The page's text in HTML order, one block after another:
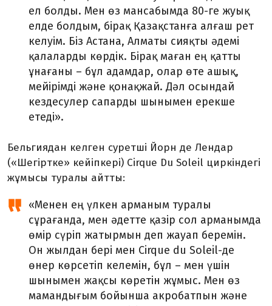
ел болды. Мен өз мансабымда 80-ге жуық
елде болдым, бірақ Қазақстанға алғаш рет
келуім. Біз Астана, Алматы сияқты әдемі
қалаларды көрдік. Бірақ маған ең қатты
ұнағаны – бұл адамдар, олар өте ашық,
мейірімді және қонақжай. Дәл осындай
кездесулер сапарды шынымен ерекше
етеді».
Бельгиядан келген суретші Йорн де Лендар
(«Шегіртке» кейіпкері) Cirque Du Soleil циркіндегі
жұмысы туралы айтты:
«Менен ең үлкен арманым туралы
сұрағанда, мен әдетте қазір сол арманымда
өмір сүріп жатырмын деп жауап беремін.
Он жылдан бері мен Cirque du Soleil-де
өнер көрсетіп келемін, бұл – мен үшін
шынымен жақсы көретін жұмыс. Мен өз
мамандығым бойынша акробатпын және